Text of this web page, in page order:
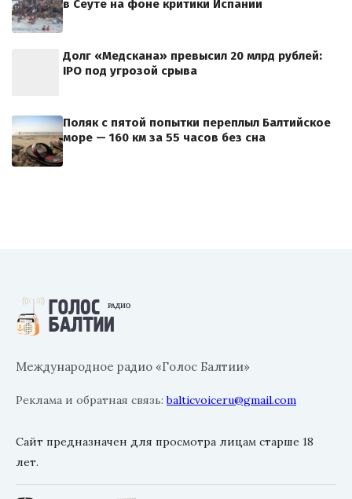
в Сеуте на фоне критики Испании
Долг «Медскана» превысил 20 млрд рублей:
IPO под угрозой срыва
Поляк с пятой попытки переплыл Балтийское
море — 160 км за 55 часов без сна
Международное радио «Голос Балтии»
Реклама и обратная связь:balticvoiceru@gmail.com
Сайт предназначен для просмотра лицам старше 18
лет.